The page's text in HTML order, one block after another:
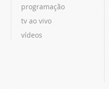
programação
tv ao vivo
vídeos